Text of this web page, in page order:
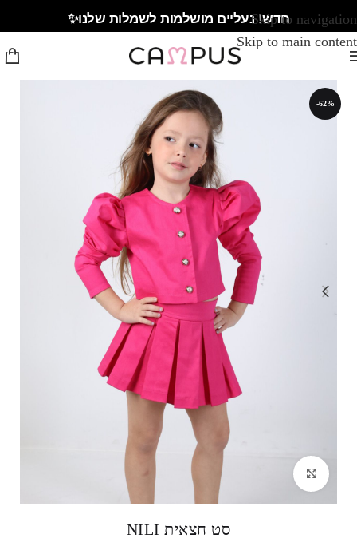
Skip to navigation
Skip to main content
חדש! נעליים מושלמות לשמלות שלנו✨
-62%
לחצי להגדלה
סט חצאית NILI